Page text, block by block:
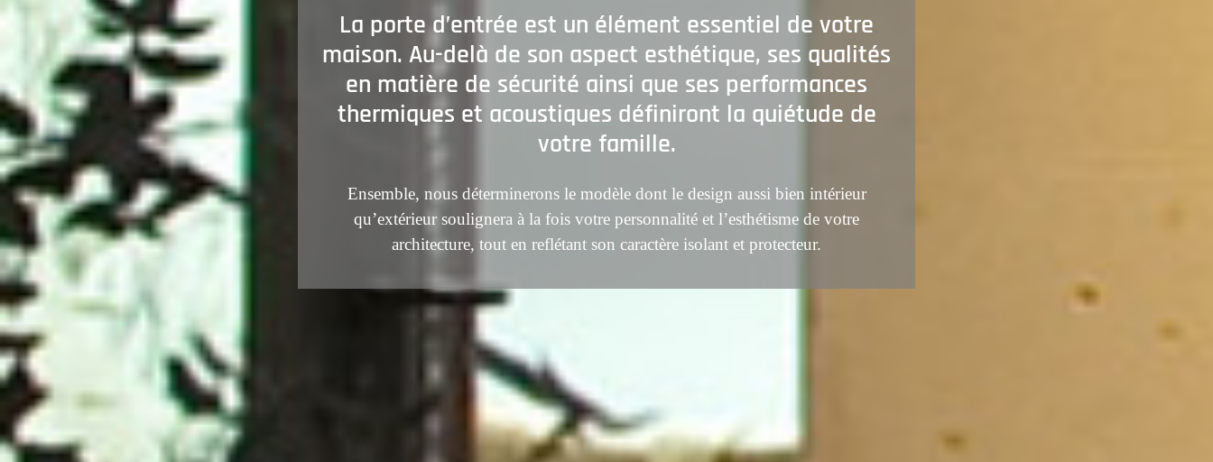
La porte d’entrée est un élément essentiel de votre
maison. Au-delà de son aspect esthétique, ses qualités
en matière de sécurité ainsi que ses performances
thermiques et acoustiques définiront la quiétude de
votre famille.
Ensemble, nous déterminerons le modèle dont le design aussi bien intérieur
qu’extérieur soulignera à la fois votre personnalité et l’esthétisme de votre
architecture, tout en reflétant son caractère isolant et protecteur.